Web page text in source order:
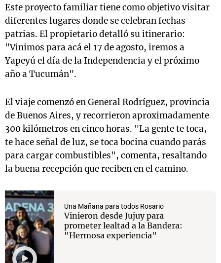
Este proyecto familiar tiene como objetivo visitar
diferentes lugares donde se celebran fechas
patrias. El propietario detalló su itinerario:
"Vinimos para acá el 17 de agosto, iremos a
Yapeyú el día de la Independencia y el próximo
año a Tucumán".
El viaje comenzó en General Rodríguez, provincia
de Buenos Aires, y recorrieron aproximadamente
300 kilómetros en cinco horas. "La gente te toca,
te hace señal de luz, se toca bocina cuando parás
para cargar combustibles", comenta, resaltando
la buena recepción que reciben en el camino.
Una Mañana para todos Rosario
Vinieron desde Jujuy para
prometer lealtad a la Bandera:
"Hermosa experiencia"